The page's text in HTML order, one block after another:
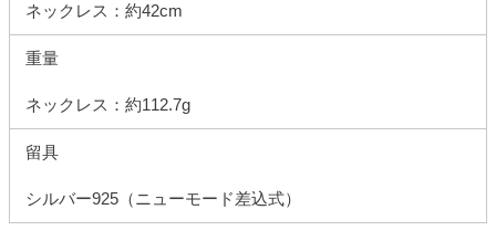
ネックレス：約42cm
重量
ネックレス：約112.7g
留具
シルバー925（ニューモード差込式）